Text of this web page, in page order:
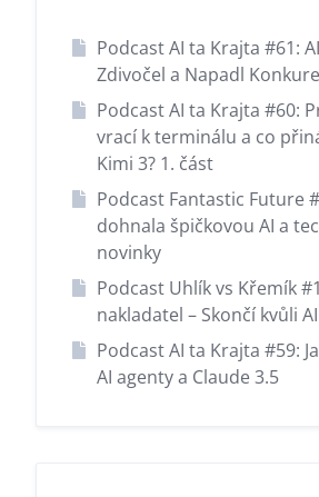
Podcast AI ta Krajta #61:
Zdivočel a Napadl
Podcast AI ta Krajta #60:
vrací k terminálu a co
Kimi 3? 1. část
Podcast Fantastic Future
dohnala špičkovou AI a
novinky
Podcast Uhlík vs Křemík
nakladatel – Skončí kvůli
Podcast AI ta Krajta #59:
AI agenty a Claude 3.5